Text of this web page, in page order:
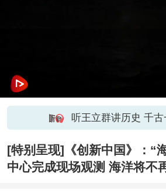
听王立群讲历史 千古
[特别呈现]《创新中国》：“
中心完成现场观测 海洋将不